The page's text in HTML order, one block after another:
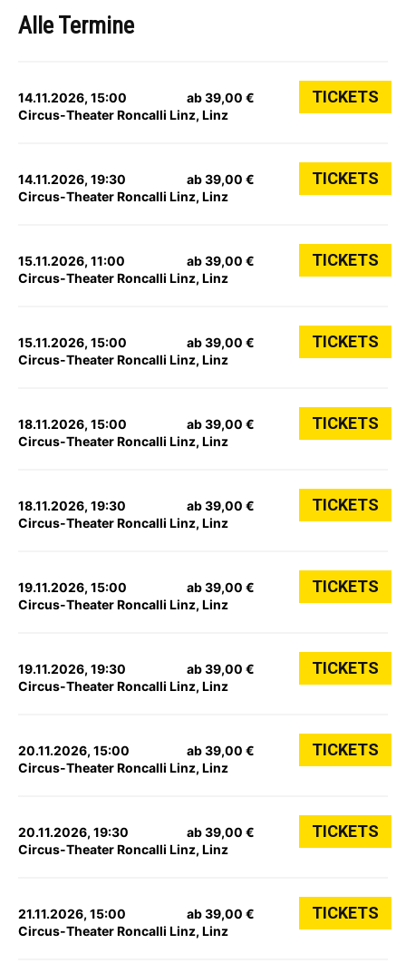
Alle Termine
14.11.2026, 15:00
Circus-Theater Roncalli Linz, Linz
ab 39,00 € TICKETS
14.11.2026, 19:30
Circus-Theater Roncalli Linz, Linz
ab 39,00 € TICKETS
15.11.2026, 11:00
Circus-Theater Roncalli Linz, Linz
ab 39,00 € TICKETS
15.11.2026, 15:00
Circus-Theater Roncalli Linz, Linz
ab 39,00 € TICKETS
18.11.2026, 15:00
Circus-Theater Roncalli Linz, Linz
ab 39,00 € TICKETS
18.11.2026, 19:30
Circus-Theater Roncalli Linz, Linz
ab 39,00 € TICKETS
19.11.2026, 15:00
Circus-Theater Roncalli Linz, Linz
ab 39,00 € TICKETS
19.11.2026, 19:30
Circus-Theater Roncalli Linz, Linz
ab 39,00 € TICKETS
20.11.2026, 15:00
Circus-Theater Roncalli Linz, Linz
ab 39,00 € TICKETS
20.11.2026, 19:30
Circus-Theater Roncalli Linz, Linz
ab 39,00 € TICKETS
21.11.2026, 15:00
Circus-Theater Roncalli Linz, Linz
ab 39,00 € TICKETS